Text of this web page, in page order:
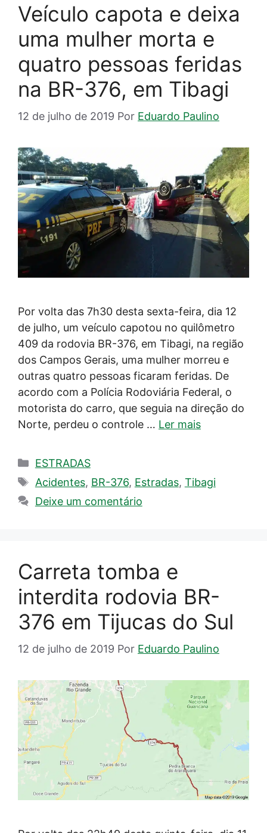
Veículo capota e deixa
uma mulher morta e
quatro pessoas feridas
na BR-376, em Tibagi
12 de julho de 2019 Por Eduardo Paulino
Por volta das 7h30 desta sexta-feira, dia 12
de julho, um veículo capotou no quilômetro
409 da rodovia BR-376, em Tibagi, na região
dos Campos Gerais, uma mulher morreu e
outras quatro pessoas ficaram feridas. De
acordo com a Polícia Rodoviária Federal, o
motorista do carro, que seguia na direção do
Norte, perdeu o controle … Ler mais
Categorias
ESTRADAS
Tags
Acidentes, BR-376, Estradas, Tibagi
Deixe um comentário
Carreta tomba e
interdita rodovia BR-
376 em Tijucas do Sul
12 de julho de 2019 Por Eduardo Paulino